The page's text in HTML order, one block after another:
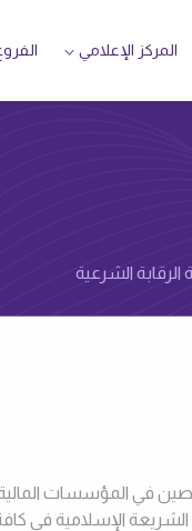
المركز الإعلامي‌
الرقابة الشرعية
في المؤسسات المالية
الإسلامية في